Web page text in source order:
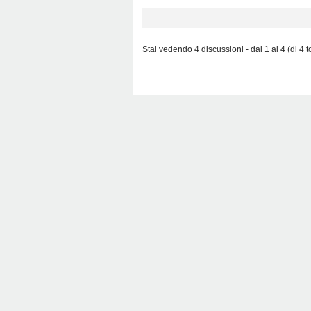
Stai vedendo 4 discussioni - dal 1 al 4 (di 4